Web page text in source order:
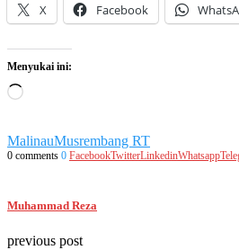
X Facebook
Menyukai ini:
Memuat...
MalinauMusrembang RT
0 comments 0 FacebookTwitterLinkedinWhatsapp
Muhammad Reza
previous post